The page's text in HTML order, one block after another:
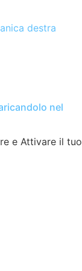
destra
nel
e Attivare il tuo